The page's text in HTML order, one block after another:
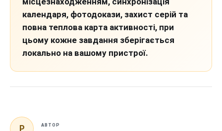
календаря, фотодокази, захист серій та
повна теплова карта активності, при
цьому кожне завдання зберігається
локально на вашому пристрої.
АВТОР